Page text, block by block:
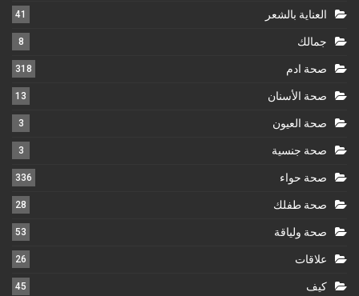
العناية بالشعر 41
جمالك 8
صحة ادم 318
صحة الأسنان 13
صحة العيون 3
صحة جنسية 3
صحة حواء 336
صحة طفلك 28
صحة ولياقة 53
علاقات 26
كيف 45